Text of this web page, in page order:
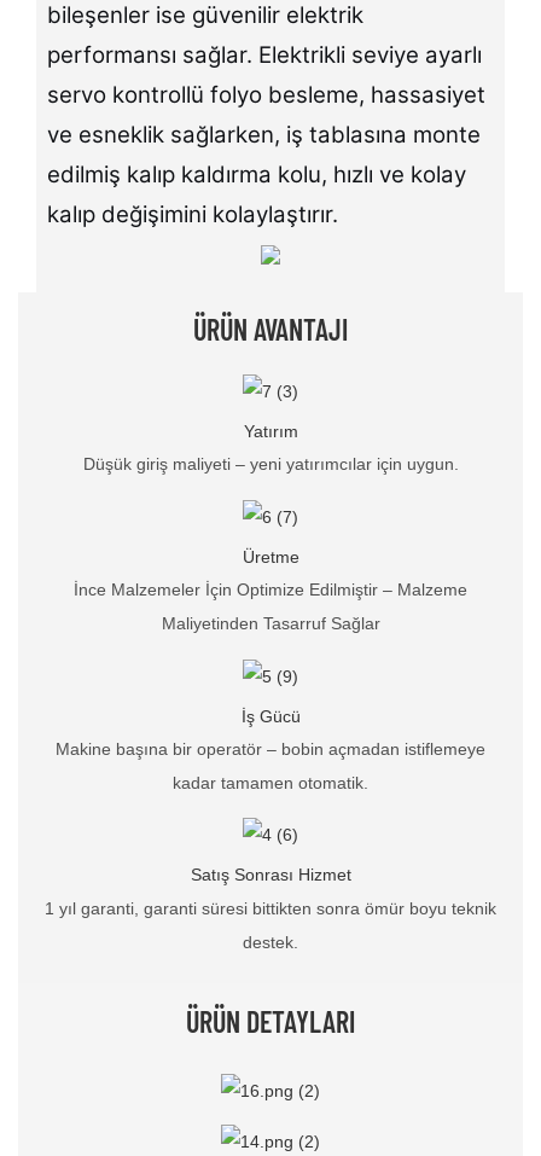
bileşenler ise güvenilir elektrik
performansı sağlar. Elektrikli seviye ayarlı
servo kontrollü folyo besleme, hassasiyet
ve esneklik sağlarken, iş tablasına monte
edilmiş kalıp kaldırma kolu, hızlı ve kolay
kalıp değişimini kolaylaştırır.
ÜRÜN AVANTAJI
Yatırım
Düşük giriş maliyeti – yeni yatırımcılar için uygun.
Üretme
İnce Malzemeler İçin Optimize Edilmiştir – Malzeme
Maliyetinden Tasarruf Sağlar
İş Gücü
Makine başına bir operatör – bobin açmadan istiflemeye
kadar tamamen otomatik.
Satış Sonrası Hizmet
1 yıl garanti, garanti süresi bittikten sonra ömür boyu teknik
destek.
ÜRÜN DETAYLARI